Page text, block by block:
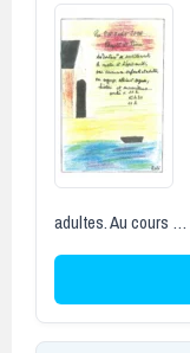
adultes. Au cours …